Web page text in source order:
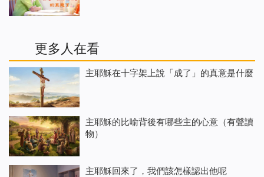
更多人在看
主耶穌在十字架上說「成了」的真意是什麼
主耶穌的比喻背後有哪些主的心意（有聲讀
物）
主耶穌回來了，我們該怎樣認出他呢